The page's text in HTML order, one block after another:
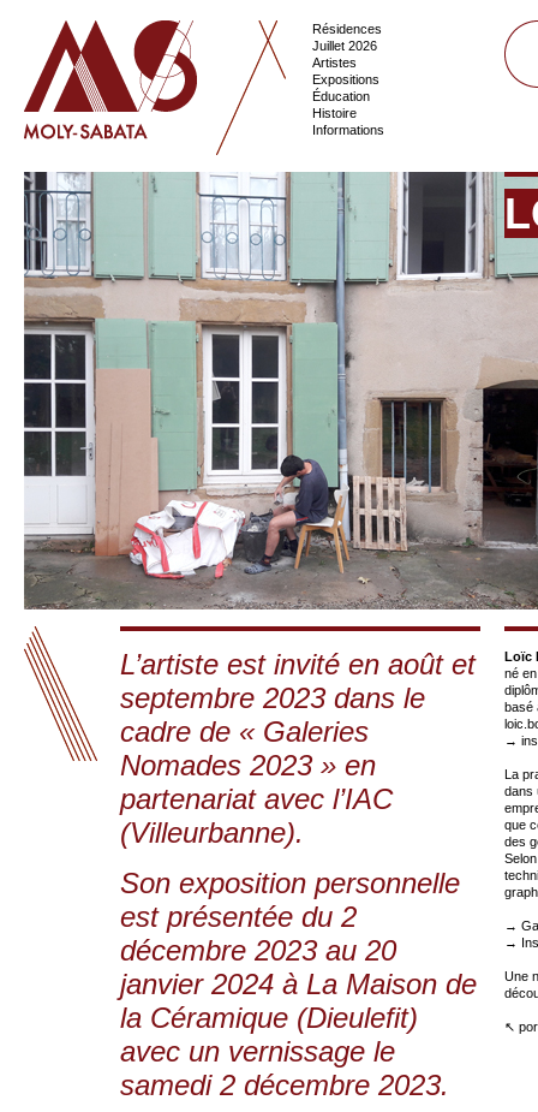
Résidences
Juillet 2026
Artistes
Expositions
Éducation
Histoire
Informations
L’artiste est invité en août et
septembre 2023 dans le
cadre de « Galeries
Nomades 2023 » en
partenariat avec l’IAC
(Villeurbanne).
Son exposition personnelle
est présentée du 2
décembre 2023 au 20
janvier 2024 à La Maison de
la Céramique (Dieulefit)
avec un vernissage le
samedi 2 décembre 2023.
Loïc
né
basé
→
La
dans
que
des
→
→
Une
↖